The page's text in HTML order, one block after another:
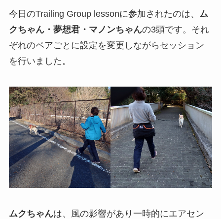
今日のTrailing Group lessonに参加されたのは、 ム
クちゃん・夢想君・マノンちゃんの3頭です。それ
ぞれのペアごとに設定を変更しながらセッション
を行いました。
ムクちゃんは、風の影響があり一時的にエアセン